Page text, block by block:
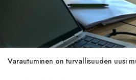
Varautuminen on turvallisuuden uusi